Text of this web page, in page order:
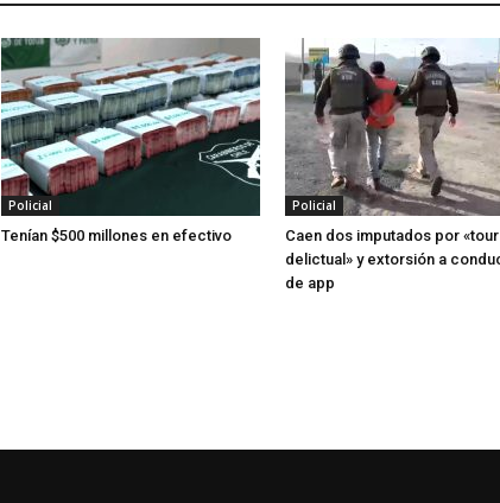
Policial
Tenían $500 millones en efectivo
Policial
Caen dos imputados por «tour
delictual» y extorsión a
de app